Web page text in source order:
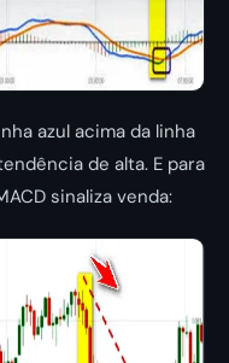
azul acima da linha
de alta. E para
sinaliza venda: